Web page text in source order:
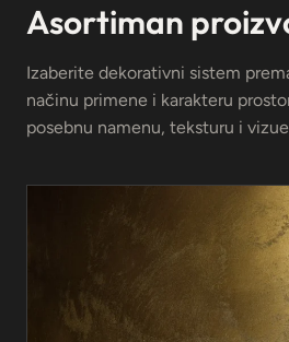
Asortiman
Izaberite dekorativni sistem
načinu primene i karakteru
posebnu namenu, teksturu i